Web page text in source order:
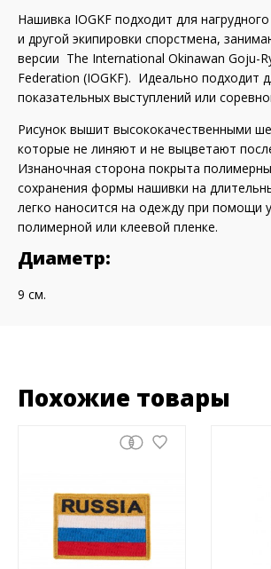
Нашивка IOGKF подходит для
и другой экипировки спорстмена,
версии The International Okinawan Goju-
Federation (IOGKF). Идеально подходит
показательных выступлений или
Рисунок вышит высококачественными
которые не линяют и не выцветают
Изнаночная сторона покрыта
сохранения формы нашивки на
легко наносится на одежду при помощи
полимерной или клеевой пленке.
Диаметр:
9 см.
Похожие товары